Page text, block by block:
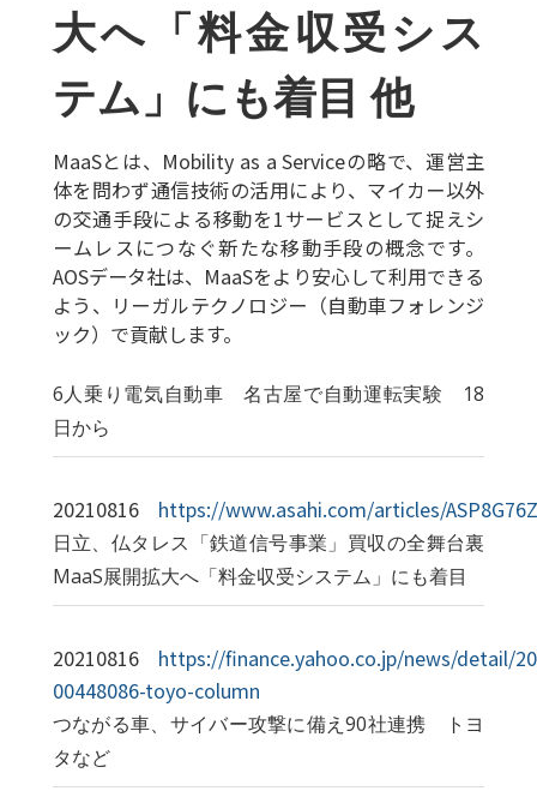
大へ 「料金収受シス
テム」にも着目 他
MaaSとは、Mobility as a Serviceの略で、運営主
体を問わず通信技術の活用により、マイカー以外
の交通手段による移動を1サービスとして捉えシ
ームレスにつなぐ新たな移動手段の概念です。
AOSデータ社は、MaaSをより安心して利用できる
よう、リーガルテクノロジー（自動車フォレンジ
ック）で貢献します。
6人乗り電気自動車 名古屋で自動運転実験 18
日から
20210816 https://www.asahi.com/articles/
日立、仏タレス「鉄道信号事業」買収の全舞台裏
MaaS展開拡大へ「料金収受システム」にも着目
20210816
https://finance.yahoo.co.jp/news/detail/
00448086-toyo-column
つながる車、サイバー攻撃に備え90社連携 トヨ
タなど